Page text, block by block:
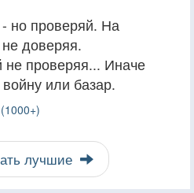
но проверяй. На
доверяя.
проверяя... Иначе
или базар.
лучшие